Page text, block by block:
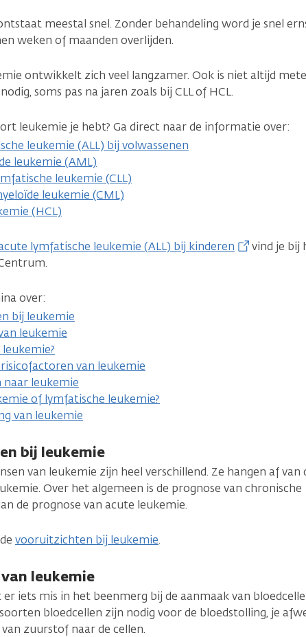
meestal snel. Zonder behandeling word je snel
weken of maanden overlijden.
ontwikkelt zich veel langzamer. Ook is niet altijd
soms pas na jaren zoals bij CLL of HCL.
leukemie je hebt? Ga direct naar de informatie over:
leukemie (ALL) bij volwassenen
leukemie (AML)
leukemie (CLL)
leukemie (CML)
(HCL)
lymfatische leukemie (ALL) bij kinderen
vind je bij
over:
bij leukemie
leukemie
van leukemie
naar leukemie
of lymfatische leukemie?
van leukemie
bij leukemie
van leukemie zijn heel verschillend. Ze hangen af van
Over het algemeen is de prognose van chronische
de prognose van acute leukemie.
vooruitzichten bij leukemie.
leukemie
iets mis in het beenmerg bij de aanmaak van
bloedcellen zijn nodig voor de bloedstolling, je
zuurstof naar de cellen.